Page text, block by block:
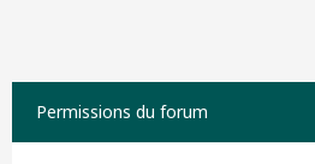
Permissions du forum